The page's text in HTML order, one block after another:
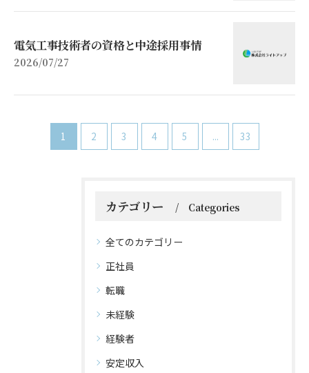
電気工事技術者の資格と中途採用事情
2026/07/27
1 2 3 4 5 ... 33
カテゴリー Categories
全てのカテゴリー
正社員
転職
未経験
経験者
安定収入